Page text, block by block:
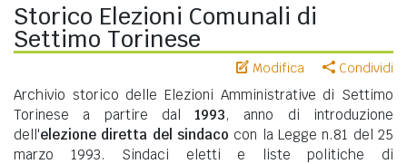
Storico Elezioni Comunali di
Settimo Torinese
Modifica Condividi
Archivio storico delle Elezioni Amministrative di Settimo
Torinese a partire dal1993, anno di introduzione
dell'elezione diretta del sindaco con la Legge n.81 del 25
marzo 1993. Sindaci eletti e liste politiche di